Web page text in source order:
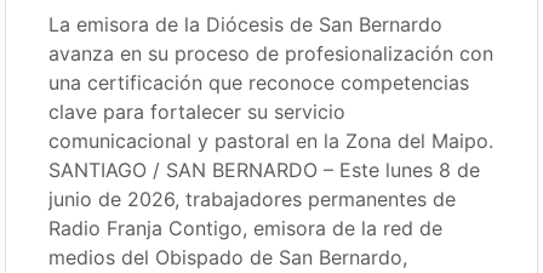
La emisora de la Diócesis de San Bernardo
avanza en su proceso de profesionalización con
una certificación que reconoce competencias
clave para fortalecer su servicio
comunicacional y pastoral en la Zona del Maipo.
SANTIAGO / SAN BERNARDO – Este lunes 8 de
junio de 2026, trabajadores permanentes de
Radio Franja Contigo, emisora de la red de
medios del Obispado de San Bernardo,